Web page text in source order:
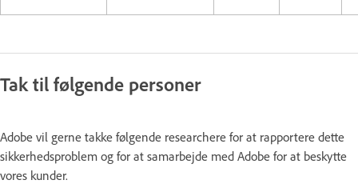
Tak til følgende personer
Adobe vil gerne takke følgende researchere for at rapportere dette
sikkerhedsproblem og for at samarbejde med Adobe for at beskytte
vores kunder.